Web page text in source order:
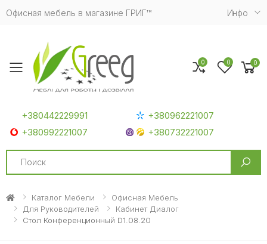
Офисная мебель в магазине ГРИГ™ Инфо
Toggle mobile menu
+380442229991
+380962221007
+380992221007
+380732221007
Search
0 0 0
Каталог Мебели
Офисная Мебель
Для Руководителей
Кабинет Диалог
Стол Конференционный D1.08.20